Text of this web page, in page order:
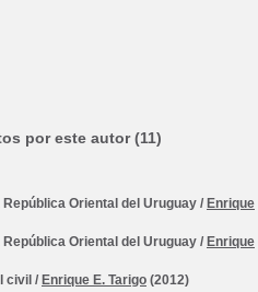
por este autor (11)
Oriental del Uruguay / Enrique
Oriental del Uruguay / Enrique
civil / Enrique E. Tarigo (2012)